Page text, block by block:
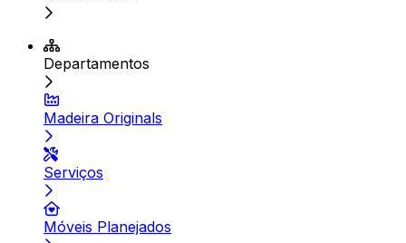
Departamentos
Madeira Originals
Serviços
Móveis Planejados